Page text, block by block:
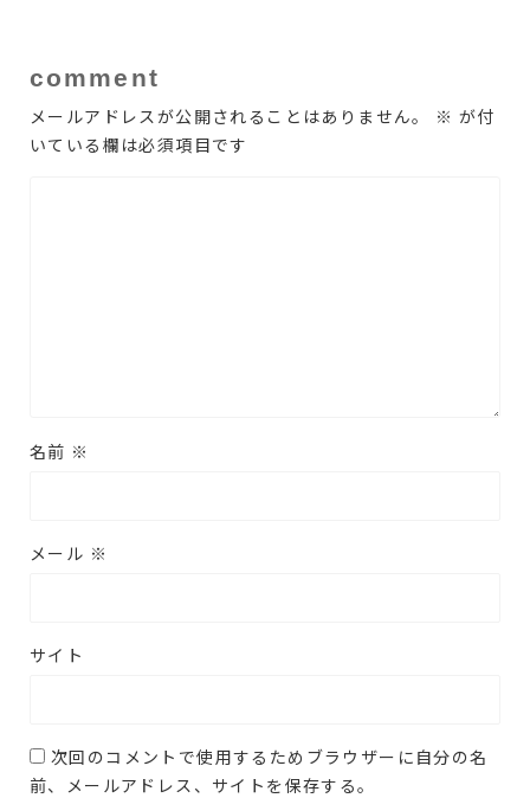
comment
メールアドレスが公開されることはありません。 ※ が付
いている欄は必須項目です
名前 ※
メール ※
サイト
次回のコメントで使用するためブラウザーに自分の名
前、メールアドレス、サイトを保存する。